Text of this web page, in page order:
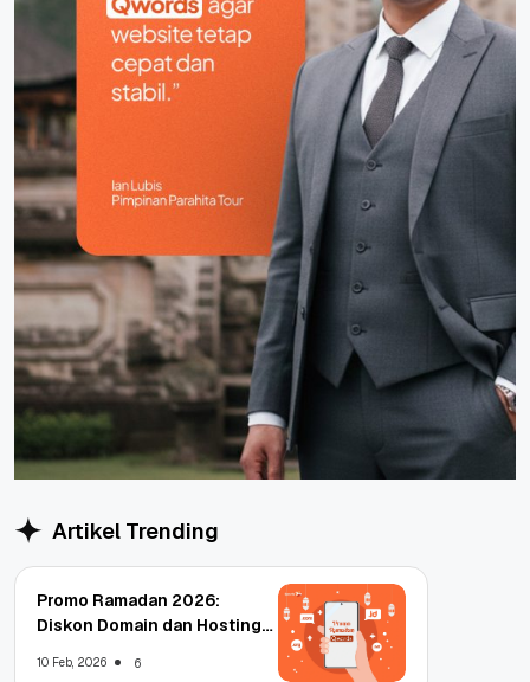
Artikel Trending
Promo Ramadan 2026:
Diskon Domain dan Hosting
10 Feb, 2026 6